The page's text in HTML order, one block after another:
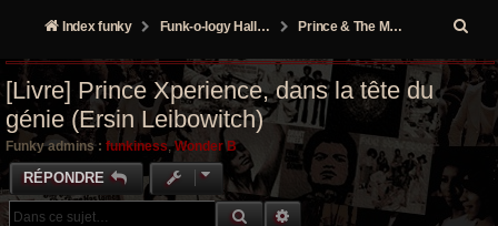
Index funky Funk-o-logy Hall of Fame Prince & The MPLS Sound
e
r
[Livre] Prince Xperience, dans la tête du
génie (Ersin Leibowitch)
Funky admins : funkiness,Wonder B
RÉPONDRE
RECHERCHE GROOVY
RECHERCHE AVANCÉE